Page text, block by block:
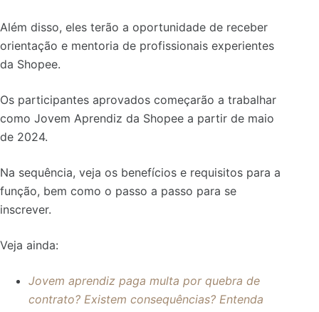
Além disso, eles terão a oportunidade de receber
orientação e mentoria de profissionais experientes
da Shopee.
Os participantes aprovados começarão a trabalhar
como Jovem Aprendiz da Shopee a partir de maio
de 2024.
Na sequência, veja os benefícios e requisitos para a
função, bem como o passo a passo para se
inscrever.
Veja ainda:
Jovem aprendiz paga multa por quebra de
contrato? Existem consequências? Entenda